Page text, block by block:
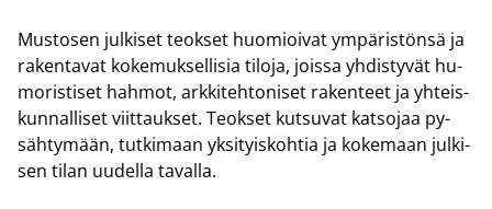
Mus­to­sen jul­ki­set teok­set huo­mioi­vat ym­pä­ris­tön­sä ja
ra­ken­ta­vat ko­ke­muk­sel­li­sia ti­lo­ja, jois­sa yh­dis­ty­vät hu­
mo­ris­ti­set hah­mot, ark­ki­teh­to­ni­set ra­ken­teet ja yh­teis­
kun­nal­li­set viit­tauk­set. Teok­set kut­su­vat kat­so­jaa py­
säh­ty­mään, tut­ki­maan yk­si­tyis­koh­tia ja ko­ke­maan jul­ki­
sen tilan uu­del­la ta­val­la.